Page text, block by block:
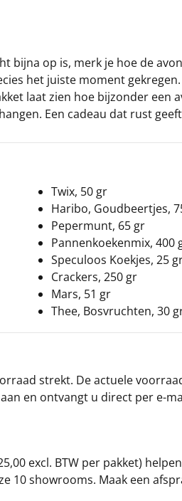
bijna op is, merk je hoe de
het juiste moment gekregen.
laat zien hoe bijzonder
Een cadeau dat rust
Twix, 50 gr
Haribo, Goudbeertjes,
Pepermunt, 65 gr
Pannenkoekenmix, 400
Speculoos Koekjes, 25
Crackers, 250 gr
Mars, 51 gr
Thee, Bosvruchten, 30
strekt. De actuele
en ontvangt u direct per e-
excl. BTW per pakket)
10 showrooms. Maak een